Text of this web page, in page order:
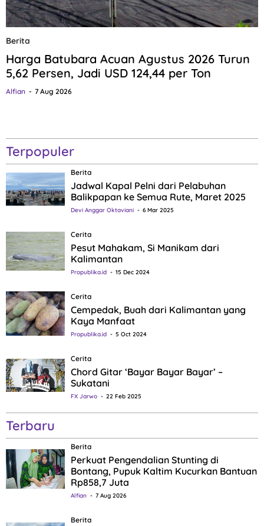
Berita
Harga Batubara Acuan Agustus 2026 Turun
5,62 Persen, Jadi USD 124,44 per Ton
Alfian 7 Aug 2026
Terpopuler
Berita
Jadwal Kapal Pelni dari Pelabuhan
Balikpapan ke Semua Rute, Maret 2025
Devi Anggar Oktaviani 6 Mar 2025
Cerita
Pesut Mahakam, Si Manikam dari
Kalimantan
Propublika.id 15 Dec 2024
Cerita
Cempedak, Buah dari Kalimantan yang
Kaya Manfaat
Propublika.id 5 Oct 2024
Cerita
Chord Gitar ‘Bayar Bayar Bayar’ –
Sukatani
FX Jarwo 22 Feb 2025
Terbaru
Berita
Perkuat Pengendalian Stunting di
Bontang, Pupuk Kaltim Kucurkan Bantuan
Rp858,7 Juta
Alfian 7 Aug 2026
Berita